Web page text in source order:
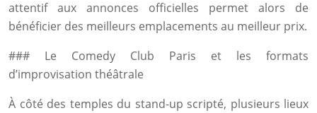
attentif aux annonces officielles permet alors de
bénéficier des meilleurs emplacements au meilleur prix.
### Le Comedy Club Paris et les formats
d’improvisation théâtrale
À côté des temples du stand-up scripté, plusieurs lieux